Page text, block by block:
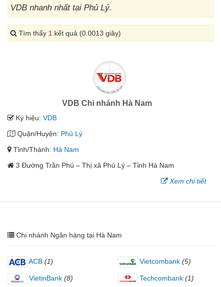
VDB nhanh nhất tại Phủ Lý.
Tìm thấy 1 kết quả (0.0013 giây)
VDB Chi nhánh Hà Nam
Ký hiệu: VDB
Quận/Huyện: Phủ Lý
Tỉnh/Thành: Hà Nam
3 Đường Trần Phú – Thị xã Phủ Lý – Tỉnh Hà Nam
Xem chi tiết
Chi nhánh Ngân hàng tại Hà Nam
ACB (1) Vietcombank (5)
VietinBank (8) Techcombank (1)